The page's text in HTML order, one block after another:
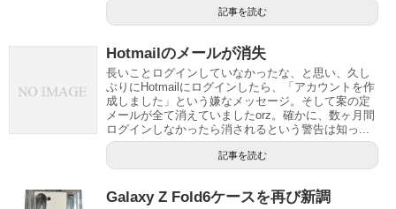
記事を読む
Hotmailのメールが消失
長いことログインしていなかったな、と思い、久し
ぶりにHotmailにログインしたら、「アカウントを作
成しました」という嫌なメッセージ。そして案の定
メールが全て消えていましたorz。確かに、数ヶ月間
ログインしなかったら消されるという警告は知っ...
記事を読む
Galaxy Z Fold6ケースを再び新調